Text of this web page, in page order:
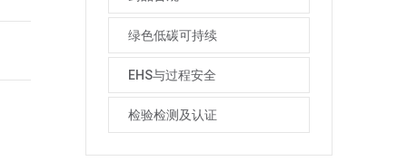
绿色低碳可持续
EHS与过程安全
检验检测及认证